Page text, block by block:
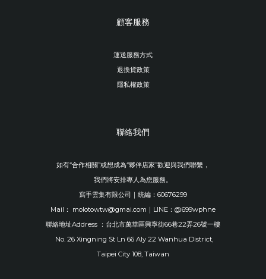
顧客服務
運送服務方式
退換貨政策
隱私權政策
聯絡我們
如有“合作相關”或想成為“夥伴店家”歡迎與我們聯繫，
我們將安排專人為您服務。
寫手雲集有限公司｜統編：60676299
Mail： molotowtw@gmai.com｜LINE：@699wphne
聯絡地址Address ：台北市萬華區興寧街66巷22弄26號一樓
No. 26 Xingning St Ln 66 Aly 22 Wanhua District,
Taipei City 108, Taiwan